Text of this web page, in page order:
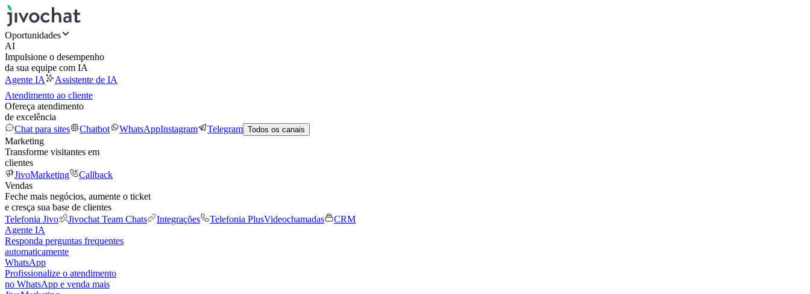
Oportunidades
AI
Impulsione o desempenho
da sua equipe com IA
Agente IA
Assistente de IA
Atendimento ao cliente
Ofereça atendimento
de excelência
Chat para sites
Chatbot WhatsAppInstagram Telegram Todos os canais
Marketing
Transforme visitantes em
clientes
JivoMarketing
Callback
Vendas
Feche mais negócios, aumente o ticket
e cresça sua base de clientes
Telefonia Jivo
Jivochat Team Chats Integrações Telefonia PlusVideochamadas
CRM
Agente IA
Responda perguntas frequentes
automaticamente
WhatsApp
Profissionalize o atendimento
no WhatsApp e venda mais